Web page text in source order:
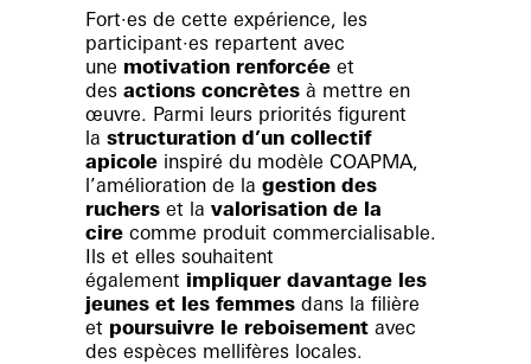
Fort·es de cette expérience, les
participant·es repartent avec
une motivation renforcée et
des actions concrètes à mettre en
œuvre. Parmi leurs priorités figurent
la structuration d’un collectif
apicole inspiré du modèle COAPMA,
l’amélioration de la gestion des
ruchers et la valorisation de la
cire comme produit commercialisable.
Ils et elles souhaitent
également impliquer davantage les
jeunes et les femmes dans la filière
et poursuivre le reboisement avec
des espèces mellifères locales.